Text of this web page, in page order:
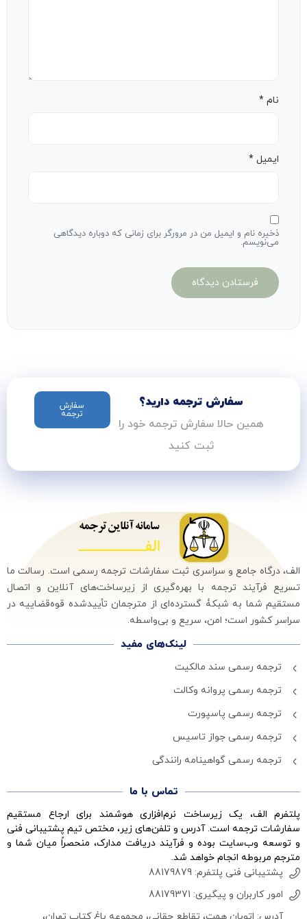
نام *
ایمیل *
ذخیره نام و ایمیل من در مرورگر برای زمانی که دوباره دیدگاهی
می‌نویسم.
سفارش ترجمه دارید؟
همین حالا سفارش ترجمه خود را
ثبت کنید
سفارش
ترجمه
الف، درگاه جامع و سراسری ثبت سفارشات ترجمه رسمی است. رسالت ما
تسریع فرآیند ترجمه با بهره‌گیری از زیرساخت‌های آنلاین و اتصال
مستقیم شما به شبکۀ گسترده‌ای از مترجمان تأییدشده قوه‌قضاییه در
سراسر کشور است؛ امن، سریع و بی‌واسطه.
لینک‌های مفید
ترجمه رسمی سند مالکیت
ترجمه رسمی پروانه وکالت
ترجمه رسمی پاسپورت
ترجمه رسمی جواز تاسیس
ترجمه رسمی گواهینامه رانندگی
تماس با ما
پلتفرم الف، یک زیرساخت نرم‌افزاری هوشمند برای ارجاع مستقیم
سفارشات ترجمه است. آدرس و تلفن‌های زیر، مختص تیم پشتیبانی فنی
و توسعه وب‌سایت بوده و فرآیند دریافت مدارک، منحصراً میان شما و
مترجم مربوطه انجام خواهد شد.
پشتیبانی فنی پلتفرم: 88179879
امور کاربران و پیگیری: 88179371
آدرس: اتوبان همت، تقاطع حقانی، مجموعه باغ کتاب تهران،